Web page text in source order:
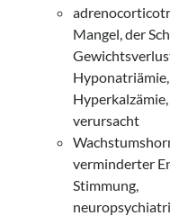
Mangel, der
verursacht
verminderter
Stimmung,